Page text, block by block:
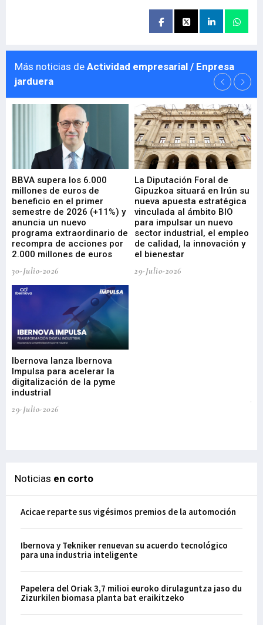
Más noticias de Actividad empresarial / Enpresa
jarduera
BBVA supera los 6.000
millones de euros de
beneficio en el primer
semestre de 2026 (+11%) y
anuncia un nuevo
programa extraordinario de
recompra de acciones por
2.000 millones de euros
30-Julio-2026
La Diputación Foral de
Gipuzkoa situará en Irún su
nueva apuesta estratégica
vinculada al ámbito BIO
para impulsar un nuevo
sector industrial, el empleo
de calidad, la innovación y
el bienestar
29-Julio-2026
Ibernova lanza Ibernova
Impulsa para acelerar la
digitalización de la pyme
industrial
29-Julio-2026
Noticias en corto
Acicae reparte sus vigésimos premios de la automoción
Ibernova y Tekniker renuevan su acuerdo tecnológico
para una industria inteligente
Papelera del Oriak 3,7 milioi euroko dirulaguntza jaso du
Zizurkilen biomasa planta bat eraikitzeko